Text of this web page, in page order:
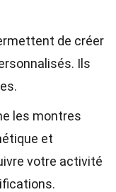
de créer
Ils
les montres
et
votre activité